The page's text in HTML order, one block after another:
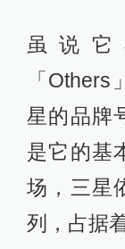
虽说
「
星的品牌
是它的基
场，三星
列，占据